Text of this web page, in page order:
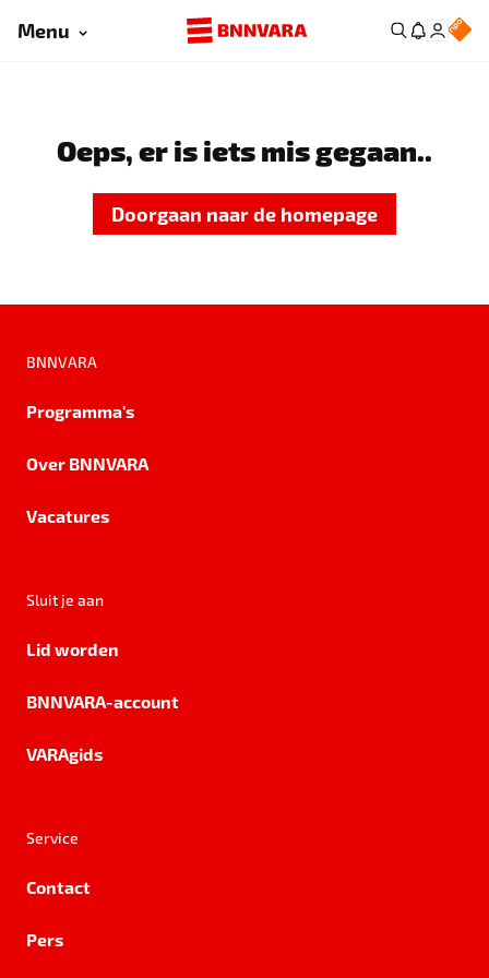
Menu
Oeps, er is iets mis gegaan..
Doorgaan naar de homepage
BNNVARA
Programma's
Over BNNVARA
Vacatures
Sluit je aan
Lid worden
BNNVARA-account
VARAgids
Service
Contact
Pers